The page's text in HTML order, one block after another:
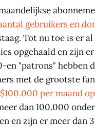
gebruikers en
Tot nu toe is er
opgehaald en zijn
en "patrons" hebben
met de grootste
per maand op
dan 100.000
en zijn er meer dan